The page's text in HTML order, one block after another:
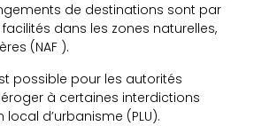
de destinations sont par
dans les zones naturelles,
(NAF ).
possible pour les autorités
à certaines interdictions
d’urbanisme (PLU).